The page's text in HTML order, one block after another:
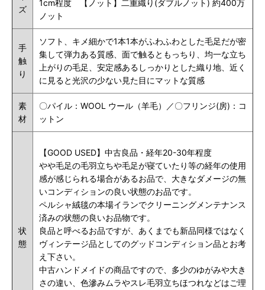
ズ
1cm程度 【ノット】二重織り(ダブルノット) 約400万
ノット
手
触
り
ソフト、キメ細かで1本1本がふわふわとした毛足だが密
集して弾力ある質感、面で触るともっちり、均一な立ち
上がりの毛足、安定感あるしっかりとした織り地、近く
に見ると光沢の少ない見た目にマットな質感
素
材
〇パイル：WOOL ウール（羊毛）／〇フリンジ(房)：コ
ットン
状
態
【GOOD USED】中古良品・経年20-30年程度
やや毛足の毛羽立ちや毛足が寝ていたり等の経年の使用
感が感じられる場合があるお品で、大きなダメージの無
いコンディションの良い状態のお品です。
ペルシャ絨毯の本場イランでクリーニングメンテナンス
済みの状態の良いお品物です。
良品と呼べるお品ですが、あくまでも新品同様ではなく
ヴィンテージ品としてのグッドコンディション品とお考
え下さい。
中古ハンドメイドの商品ですので、多少のゆがみや大き
さの違い、色滲みムラやスレ毛羽立ちほつれなどはご理